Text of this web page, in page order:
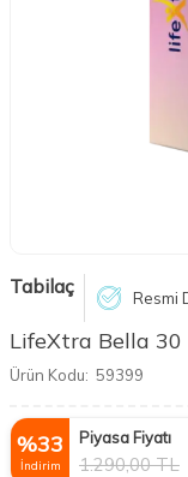
Tabilaç Resmi
LifeXtra Bella
Ürün Kodu: 59399
%33
İndirim
Piyasa Fiyatı
1.290,00TL